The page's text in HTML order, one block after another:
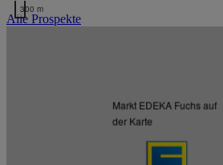
Alle Prospekte
Markt EDEKA Fuchs auf
der Karte
300 m
Zum Newsletter anmelden
Deine E-Mail-Adresse (Pflichtfeld)